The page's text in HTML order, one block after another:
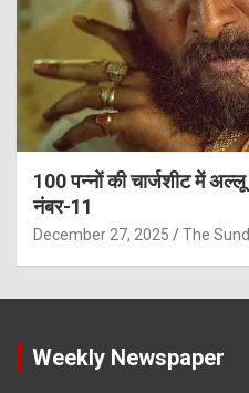
100 पन्नों की चार्जशीट में
नंबर-11
December 27, 2025 The
Weekly Newspaper